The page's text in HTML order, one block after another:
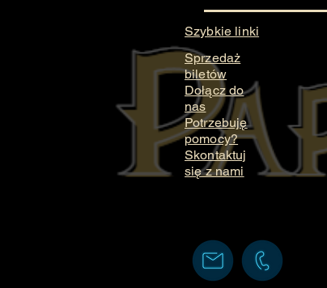
Szybkie linki
Sprzedaż
biletów
Dołącz do
nas
Potrzebuję
pomocy?
Skontaktuj
się z nami